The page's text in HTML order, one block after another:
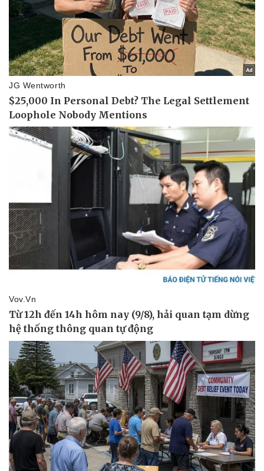
Kinh tế
Bất động sản
Khởi nghiệp
Thị trường
Giá vàng
Tiêu dùng
Tỷ giá
Chứng khoán
Giá cà phê